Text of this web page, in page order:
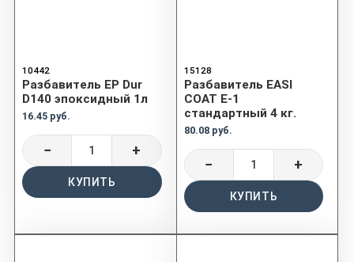
10442
Разбавитель EP Dur
D140 эпоксидный 1л
16.45 руб.
− +
КУПИТЬ
15128
Разбавитель EASI
COAT E-1
стандартный 4 кг.
80.08 руб.
− +
КУПИТЬ